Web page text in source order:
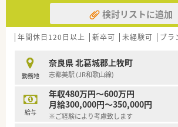
【想定される業務内容】
■門前病院から応需する多科目の処方箋を
査、患者様への丁寧な服薬指導をお任せし
在宅訪問業務、薬学的管理にも携わってい
■約1,560品目の医薬品を採用しており、
て患者様の治療と健やかな生活をサポート
【職場環境と雰囲気】
■店舗には正社員2名とパート2名の薬剤師
いにコミュニケーションを取りながら働い
検討リストに追加
年間休日120日以上 新卒可 未経験可 ブラ
勤務地
奈良県 北葛城郡上牧町
志都美駅 (JR和歌山線)
給与
年収480万円～600万円
月給300,000円～350,000円
※ご経験により考慮致します